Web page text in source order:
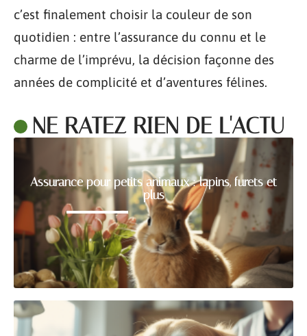
c’est finalement choisir la couleur de son
quotidien : entre l’assurance du connu et le
charme de l’imprévu, la décision façonne des
années de complicité et d’aventures félines.
NE RATEZ RIEN DE L'ACTU
Assurance pour petits animaux : lapins, furets et
plus